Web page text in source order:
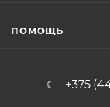
ПОМОЩЬ
+375